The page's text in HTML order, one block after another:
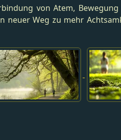
von Atem,
neuer Weg zu mehr